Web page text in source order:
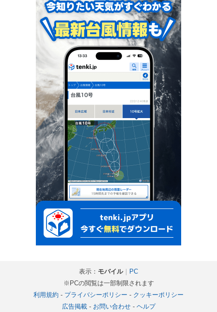
表示： モバイル｜ PC
※PCの閲覧は一部制限されます
利用規約 - プライバシーポリシー - クッキーポリシー
広告掲載- お問い合わせ- ヘルプ